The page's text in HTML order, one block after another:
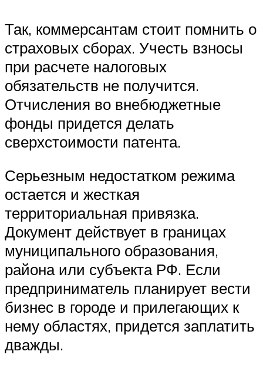
Так, коммерсантам стоит помнить о
страховых сборах. Учесть взносы
при расчете налоговых
обязательств не получится.
Отчисления во внебюджетные
фонды придется делать
сверхстоимости патента.
Серьезным недостатком режима
остается и жесткая
территориальная привязка.
Документ действует в границах
муниципального образования,
района или субъекта РФ. Если
предприниматель планирует вести
бизнес в городе и прилегающих к
нему областях, придется заплатить
дважды.